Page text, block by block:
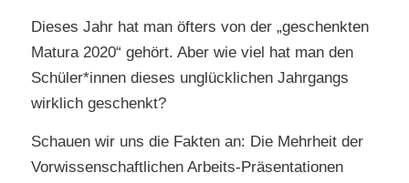
Dieses Jahr hat man öfters von der „geschenkten
Matura 2020“ gehört. Aber wie viel hat man den
Schüler*innen dieses unglücklichen Jahrgangs
wirklich geschenkt?
Schauen wir uns die Fakten an: Die Mehrheit der
Vorwissenschaftlichen Arbeits-Präsentationen